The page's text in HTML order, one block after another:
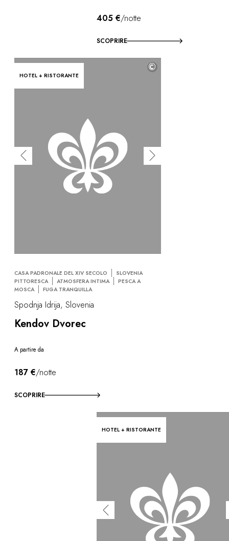
405 €/notte
SCOPRIRE
HOTEL + RISTORANTE
©
CASA PADRONALE DEL XIV SECOLO
SLOVENIA
PITTORESCA
ATMOSFERA INTIMA
PESCA A
MOSCA
FUGA TRANQUILLA
Spodnja Idrija, Slovenia
Kendov Dvorec
A partire da
187 €/notte
SCOPRIRE
HOTEL + RISTORANTE